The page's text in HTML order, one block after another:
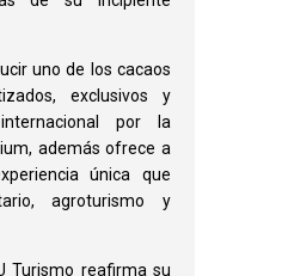
uno de los cacaos
exclusivos y
por la
además ofrece a
única que
agroturismo y
Turismo reafirma su